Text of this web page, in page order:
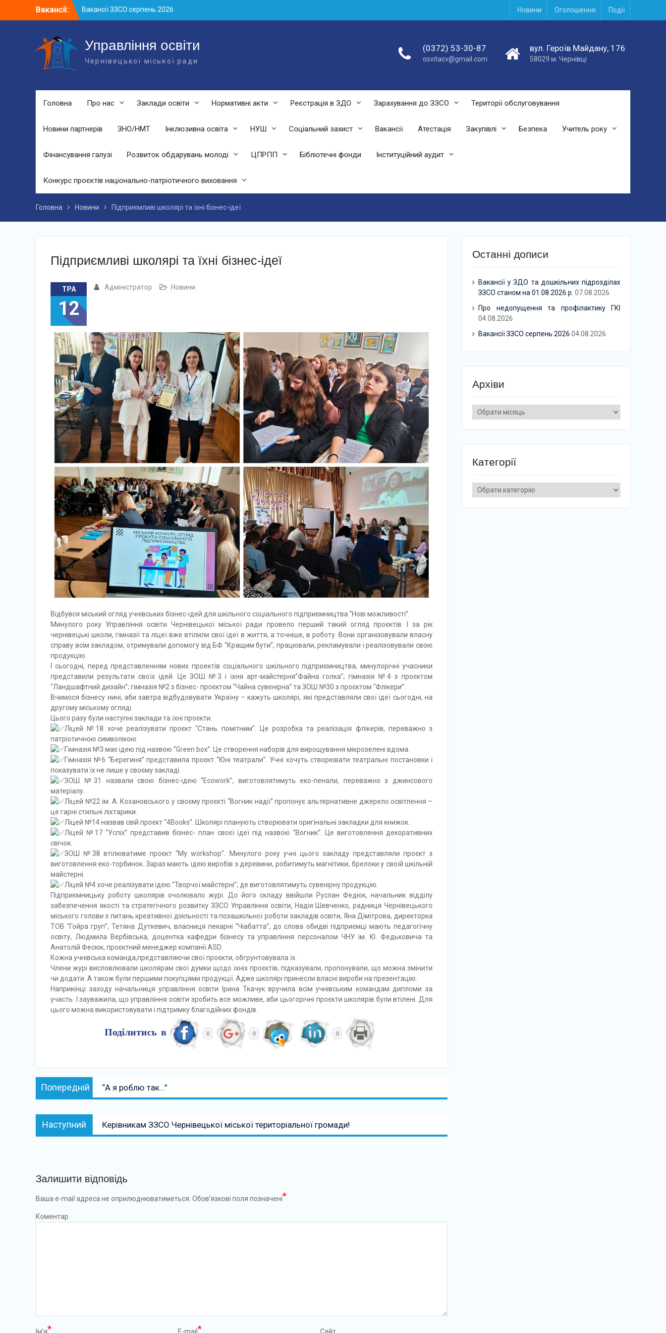
Вакансії:
Вакансії ЗЗСО серпень 2026
Вакансії ЗЗСО червень 2026
підрозділах ЗЗСО станом на 01.08.2026
р.
Новини Оголошення Події
Управління освіти
Чернівецької міської ради
(0372) 53-30-87
osvitacv@gmail.com
вул. Героїв Майдану, 176
58029 м. Чернівці
Головна Про нас Заклади освіти Нормативні акти Реєстрація в ЗДО Зарахування до ЗЗСО Території обслуговування
Новини партнерів ЗНО/НМТ Інклюзивна освіта НУШ Соціальний захист Вакансії Атестація Закупівлі Безпека Учитель року
Фінансування галузі Розвиток обдарувань молоді ЦПРПП Бібліотечні фонди Інституційний аудит
Конкурс проєктів національно-патріотичного виховання
Головна Новини Підприємливі школярі та їхні бізнес-ідеї
Підприємливі школярі та їхні бізнес-ідеї
ТРА
12
Адміністратор Новини
Відбувся міський огляд учнівських бізнес-ідей для шкільного соціального підприємництва “Нові можливості”.
Минулого року Управління освіти Чернівецької міської ради провело перший такий огляд проєктів. І за рік
чернівецькі школи, гімназії та ліцеї вже втілили свої ідеї в життя, а точніше, в роботу. Вони організовували власну
справу всім закладом, отримували допомогу від БФ “Кращим бути”, працювали, рекламували і реалізовували свою
продукцію.
І сьогодні, перед представленням нових проектів соціального шкільного підприємництва, минулорічні учасники
представили результати своїх ідей. Це ЗОШ №3 і їхня арт-майстерня”Файна голка”; гімназія №4 з проєктом
“Ландшафтний дизайн”; гімназія №2 з бізнес- проєктом “Чайна сувенірна” та ЗОШ №30 з проєктом “Флікери”.
Вчимося бізнесу нині, аби завтра відбудовувати Україну – кажуть школярі, які представляли свої ідеї сьогодні, на
другому міському огляді.
Цього разу були наступні заклади та їхні проєкти.
Ліцей №18 хоче реалізувати проєкт “Стань помітним”. Це розробка та реалізація флікерів, переважно з
патріотичною символікою.
Гімназія №3 має ідею під назвою “Green box”. Це створення наборів для вирощування мікрозелені вдома.
Гімназія №6 “Берегиня” представила проєкт “Юні театрали”. Учні хочуть створювати театральні постановки і
показувати їх не лише у своєму закладі.
ЗОШ №31 назвали свою бізнес-ідею “Ecowork”, виготовлятимуть еко-пенали, переважно з джинсового
матеріалу.
Ліцей №22 ім. А. Кохановського у своєму проєкті “Вогник надії” пропонує альтернативне джерело освітлення –
це гарні стильні ліхтарики.
Ліцей №14 назвав свій проєкт “4Books”. Школярі планують створювати оригінальні закладки для книжок.
Ліцей №17 “Успіх” представив бізнес- план своєї ідеї під назвою “Вогник”. Це виготовлення декоративних
свічок.
ЗОШ №38 втілюватиме проєкт “My workshop”. Минулого року учні цього закладу представляли проєкт з
виготовлення еко-торбинок. Зараз мають ідею виробів з деревини, робитимуть магнітики, брелоки у своїй шкільній
майстерні.
Ліцей №4 хоче реалізувати ідею “Творчої майстерні”, де виготовлятимуть сувенірну продукцію.
Підприємницьку роботу школярів очолювало журі. До його складу ввійшли Руслан Федюк, начальник відділу
забезпечення якості та стратегічного розвитку ЗЗСО Управління освіти, Надія Шевченко, радниця Чернівецького
міського голови з питань креативної діяльності та позашкільної роботи закладів освіти, Яна Дімітрова, директорка
ТОВ “Гойра груп”, Тетяна Дуткевич, власниця пекарні “Чіабатта”, до слова обидві підприємці мають педагогічну
освіту, Людмила Вербівська, доцентка кафедри бізнесу та управління персоналом ЧНУ ім. Ю. Федьковича та
Анатолій Фесюк, проєктний менеджер компанії ASD.
Кожна учнівська команда,представляючи свої проєкти, обгрунтовувала їх.
Члени журі висловлювали школярам свої думки щодо їхніх проєктів, підказували, пропонували, що можна змінити
чи додати. А також були першими покупцями продукції. Адже школярі принесли власні вироби на презентацію.
Наприкінці заходу начальниця управління освіти Ірина Ткачук вручила всім учнівським командам дипломи за
участь. І зауважила, що управління освіти зробить все можливе, аби цьогорічні проєкти школярів були втілені. Для
цього можна використовувати і підтримку благодійних фондів.
Поділитись в 0 0 0
Навігація
записів
Попередній Попередній:
“А я роблю так…”
Наступний Наступний:
Керівникам ЗЗСО Чернівецької міської територіальної громади!
Залишити відповідь
Ваша e-mail адреса не оприлюднюватиметься. Обов’язкові поля позначені*
Коментар
Ім’я* E-mail * Сайт
Останні дописи
Вакансії у ЗДО та дошкільних підрозділах
ЗЗСО станом на 01.08.2026 р. 07.08.2026
Про недопущення та профілактику ГКІ
04.08.2026
Вакансії ЗЗСО серпень 2026 04.08.2026
Архіви
Архіви
Категорії
Категорії